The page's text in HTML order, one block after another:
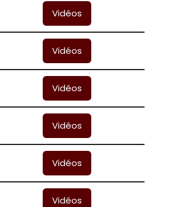
Vidéos
Vidéos
Vidéos
Vidéos
Vidéos
Vidéos